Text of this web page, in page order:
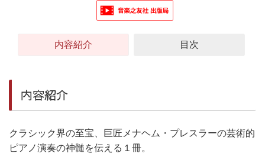
内容紹介 目次
内容紹介
クラシック界の至宝、巨匠メナヘム・プレスラーの芸術的
ピアノ演奏の神髄を伝える１冊。